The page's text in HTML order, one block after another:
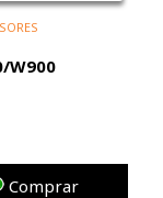
W900
Comprar